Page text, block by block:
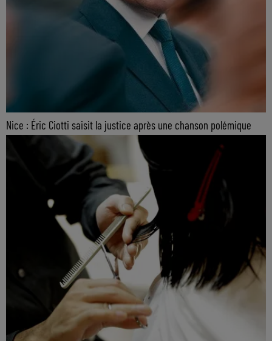
Nice : Éric Ciotti saisit la justice après une chanson polémique